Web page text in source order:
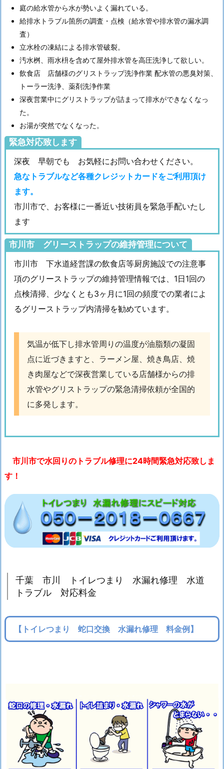
つ
ま
り
水
漏
れ
修
理
水
道
ト
ラ
ブ
ル
対
応
料
1.
2.
種
蛇
口
も
お
気
軽
に
わ
く
だ
さ
い
1.
洗
機
ま
く
取
り
付
庭の給水管から水が勢いよく漏れている。
給排水トラブル箇所の調査・点検（給水管や排水管の漏水調
査）
立水栓の凍結による排水管破裂。
汚水桝、雨水枡を含めて屋外排水管を高圧洗浄して欲しい。
飲食店 店舗様のグリストラップ洗浄作業 配水管の悪臭対策、
トーラー洗浄、薬剤洗浄作業
深夜営業中にグリストラップが詰まって排水ができなくなっ
た。
お湯が突然でなくなった。
緊急対応致します
深夜 早朝でも お気軽にお問い合わせください。
急なトラブルなど各種クレジットカードをご利用頂け
ます。
市川市で、お客様に一番近い技術員を緊急手配いたし
ます
市川市 グリーストラップの維持管理について
市川市 下水道経営課の飲食店等厨房施設での注意事
項のグリーストラップの維持管理情報では、1日1回の
点検清掃、少なくとも3ヶ月に1回の頻度での業者によ
るグリーストラップ内清掃を勧めています。
気温が低下し排水管周りの温度が油脂類の凝固
点に近づきますと、ラーメン屋、焼き鳥店、焼
き肉屋などで深夜営業している店舗様からの排
水管やグリストラップの緊急清掃依頼が全国的
に多発します。
市川市で水回りのトラブル修理に24時間緊急対応致しま
す！
千葉 市川 トイレつまり 水漏れ修理 水道
トラブル 対応料金
【トイレつまり 蛇口交換 水漏れ修理 料金例】